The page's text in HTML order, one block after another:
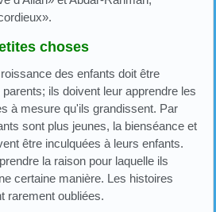
choses
des enfants doit être
ils doivent leur apprendre les
à mesure qu'ils grandissent. Par
sont plus jeunes, la bienséance et
être inculquées à leurs enfants.
la raison pour laquelle ils
certaine manière. Les histoires
rarement oubliées.